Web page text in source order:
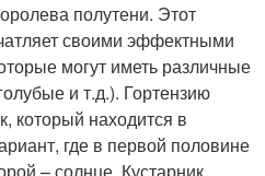
полутени. Этот
своими эффектными
могут иметь различные
и т.д.). Гортензию
который находится в
где в первой половине